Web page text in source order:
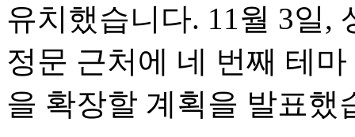
유치했습니다. 11월 3일,
정문 근처에 네 번째 테
을 확장할 계획을 발표했